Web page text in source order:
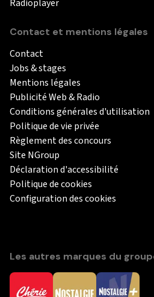
Radioplayer
Contact et mentions légales
Contact
Jobs & stages
Mentions légales
Publicité Web & Radio
Conditions générales d'utilisation
Politique de vie privée
Règlement des concours
Site NGroup
Déclaration d'accessibilité
Politique de cookies
Configuration des cookies
Les autres marques du